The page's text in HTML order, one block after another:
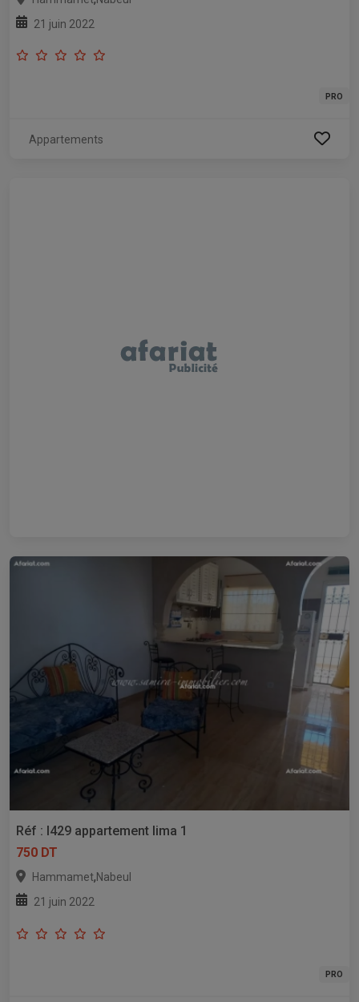
21 juin 2022
PRO
Appartements
Réf : l429 appartement lima 1
750 DT
Hammamet,Nabeul
21 juin 2022
PRO